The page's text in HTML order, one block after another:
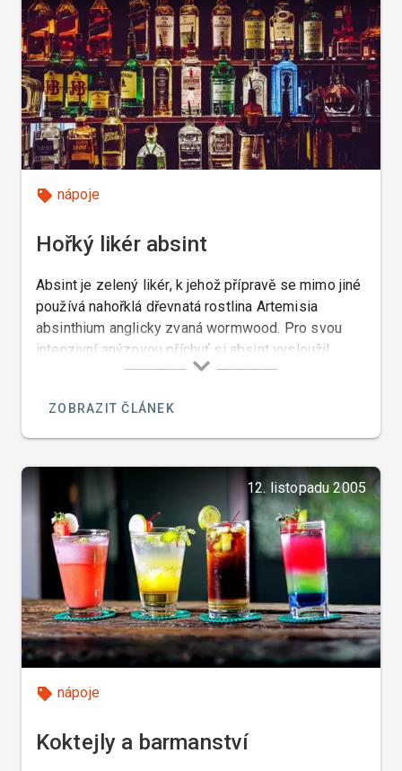
nápoje
Hořký likér absint
Absint je zelený likér, k jehož přípravě se mimo jiné
používá nahořklá dřevnatá rostlina Artemisia
absinthium anglicky zvaná wormwood. Pro svou
intenzivní anýzovou příchuť si absint vysloužil
francouzský název anisette.
ZOBRAZIT ČLÁNEK
12. listopadu 2005
nápoje
Koktejly a barmanství